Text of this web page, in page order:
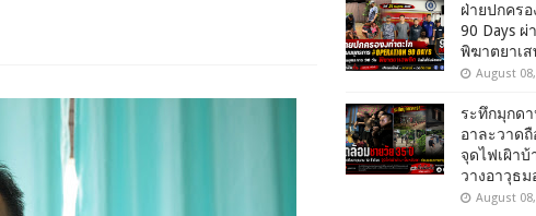
ฝ่ายปกครอ
90 Days
พิฆาตยาเ
August
ระทึกมุกด
อาละวาด
จุดไฟเผิา
วางอาวุธม
August